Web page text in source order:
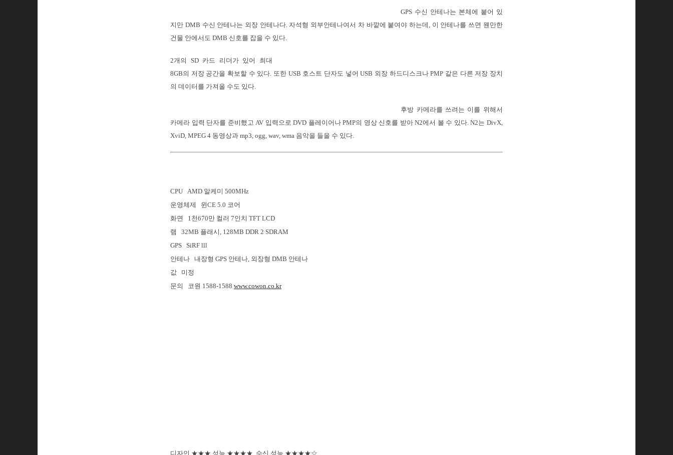
GPS 수신 안테나는 본체에 붙어 있
지만 DMB 수신 안테나는 외장 안테나다. 자석형 외부안테나여서 차 바깥에 붙여야 하는데, 이 안테나를 쓰면 웬만한
건물 안에서도 DMB 신호를 잡을 수 있다.
2개의 SD 카드 리더가 있어 최대
8GB의 저장 공간을 확보할 수 있다. 또한 USB 호스트 단자도 넣어 USB 외장 하드디스크나 PMP 같은 다른 저장 장치
의 데이터를 가져올 수도 있다.
후방 카메라를 쓰려는 이를 위해서
카메라 입력 단자를 준비했고 AV 입력으로 DVD 플레이어나 PMP의 영상 신호를 받아 N2에서 볼 수 있다. N2는 DivX,
XviD, MPEG 4 동영상과 mp3, ogg, wav, wma 음악을 들을 수 있다.
CPU AMD 알케미 500MHz
운영체제 윈CE 5.0 코어
화면 1천670만 컬러 7인치 TFT LCD
램 32MB 플래시, 128MB DDR 2 SDRAM
GPS SiRF lll
안테나 내장형 GPS 안테나, 외장형 DMB 안테나
값 미정
문의 코원 1588-1588www.cowon.co.kr
디자인 ★★★ 성능 ★★★★ 수신 성능 ★★★★☆